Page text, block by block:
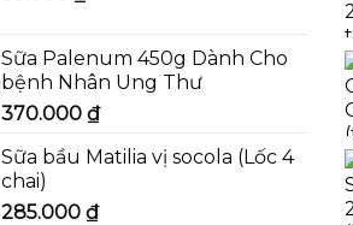
Sữa Palenum 450g Dành Cho
bệnh Nhân Ung Thư
370.000 ₫
Sữa bầu Matilia vị socola (Lốc 4
chai)
285.000 ₫